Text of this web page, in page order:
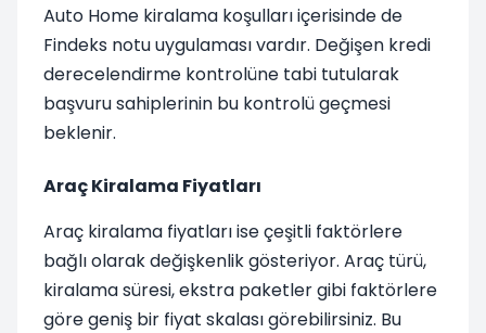
Auto Home kiralama koşulları içerisinde de
Findeks notu uygulaması vardır. Değişen kredi
derecelendirme kontrolüne tabi tutularak
başvuru sahiplerinin bu kontrolü geçmesi
beklenir.
Araç Kiralama Fiyatları
Araç kiralama fiyatları ise çeşitli faktörlere
bağlı olarak değişkenlik gösteriyor. Araç türü,
kiralama süresi, ekstra paketler gibi faktörlere
göre geniş bir fiyat skalası görebilirsiniz. Bu